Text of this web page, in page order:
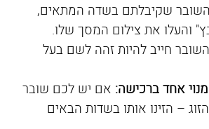
השובר שקיבלתם בשדה המתאים,
והעלו את צילום המסך שלו.
חייב להיות זהה לשם בעל
אחד ברכישה: אם יש לכם שובר
– הזינו אותו בשדות הבאים